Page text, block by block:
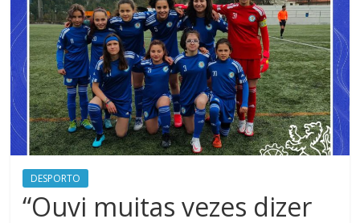
DESPORTO
“Ouvi muitas vezes dizer